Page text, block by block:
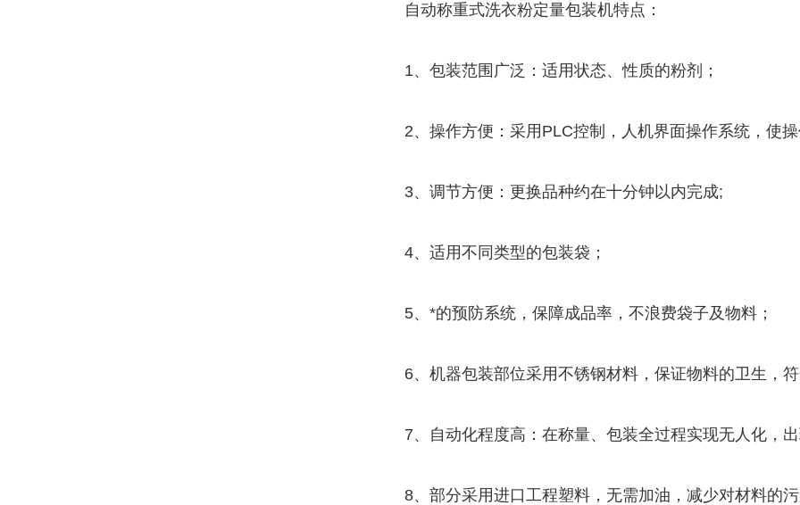
自动称重式洗衣粉定量包装机特点：
1、包装范围广泛：适用状态、性质的粉剂；
2、操作方便：采用PLC控制，人机界面操作系统，使操
3、调节方便：更换品种约在十分钟以内完成;
4、适用不同类型的包装袋；
5、*的预防系统，保障成品率，不浪费袋子及物料；
6、机器包装部位采用不锈钢材料，保证物料的卫生，符
7、自动化程度高：在称量、包装全过程实现无人化，出
8、部分采用进口工程塑料，无需加油，减少对材料的污